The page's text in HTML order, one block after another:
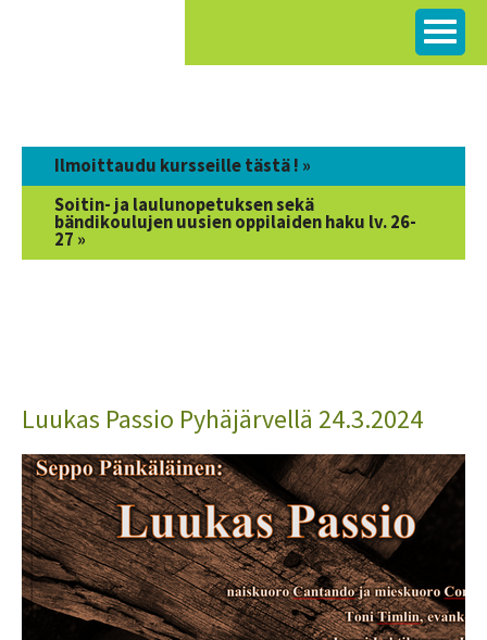
Ilmoittaudu kursseille tästä ! »
Soitin- ja laulunopetuksen sekä
bändikoulujen uusien oppilaiden haku lv. 26-
27 »
Luukas Passio Pyhäjärvellä 24.3.2024